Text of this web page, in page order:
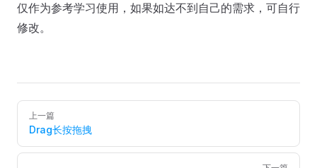
仅作为参考学习使用，如果如达不到自己的需求，可自行
修改。
Pager
上一篇
Drag长按拖拽